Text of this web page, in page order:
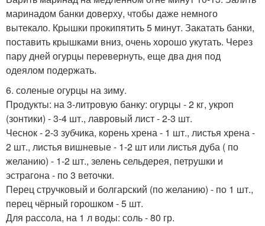
маринадом банки доверху, чтобы даже немного
вытекало. Крышки прокипятить 5 минут. Закатать банки,
поставить крышками вниз, очень хорошо укутать. Через
пару дней огурцы перевернуть, еще два дня под
одеялом подержать.
6. соленые огурцы на зиму.
Продукты: на 3-литровую банку: огурцы - 2 кг, укроп
(зонтики) - 3-4 шт., лавровый лист - 2-3 шт.
Чеснок - 2-3 зубчика, корень хрена - 1 шт., листья хрена -
2 шт., листья вишневые - 1-2 шт или листья дуба ( по
желанию) - 1-2 шт., зелень сельдерея, петрушки и
эстрагона - по 3 веточки.
Перец стручковый и болгарский (по желанию) - по 1 шт.,
перец чёрный горошком - 5 шт.
Для рассола, на 1 л воды: соль - 80 гр.